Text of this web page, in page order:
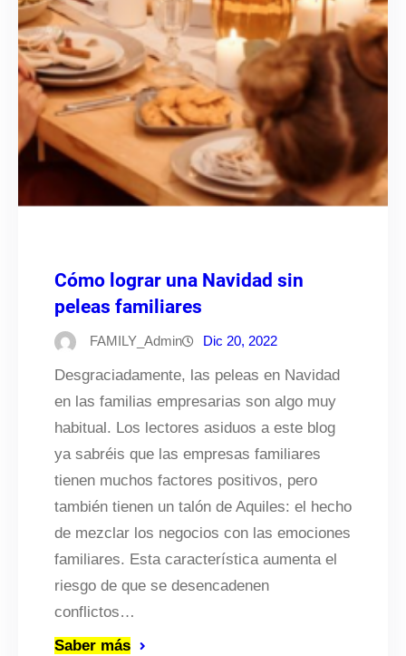
Cómo lograr una Navidad sin
peleas familiares
FAMILY_Admin Dic 20, 2022
Desgraciadamente, las peleas en Navidad
en las familias empresarias son algo muy
habitual. Los lectores asiduos a este blog
ya sabréis que las empresas familiares
tienen muchos factores positivos, pero
también tienen un talón de Aquiles: el hecho
de mezclar los negocios con las emociones
familiares. Esta característica aumenta el
riesgo de que se desencadenen
conflictos…
Saber más